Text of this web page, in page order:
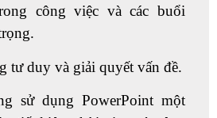
công việc và các buổi
tư duy và giải quyết vấn đề.
sử dụng PowerPoint một